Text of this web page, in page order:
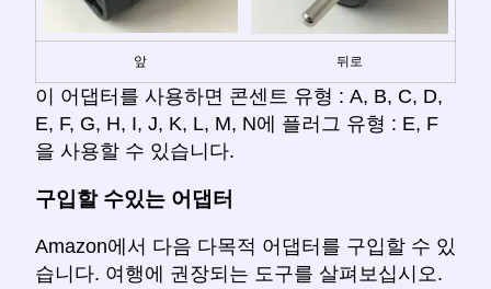
앞 뒤로
이 어댑터를 사용하면 콘센트 유형 : A, B, C, D,
E, F, G, H, I, J, K, L, M, N에 플러그 유형 : E, F
을 사용할 수 있습니다.
구입할 수있는 어댑터
Amazon에서 다음 다목적 어댑터를 구입할 수 있
습니다. 여행에 권장되는 도구를 살펴보십시오.